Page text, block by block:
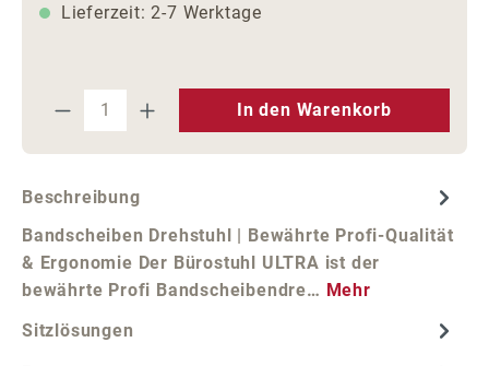
Lieferzeit: 2-7 Werktage
Produkt Anzahl: Gib den
In den Warenkorb
Beschreibung
Bandscheiben Drehstuhl | Bewährte Profi-Qualität
& Ergonomie Der Bürostuhl ULTRA ist der
bewährte Profi Bandscheibendre… Mehr
Sitzlösungen